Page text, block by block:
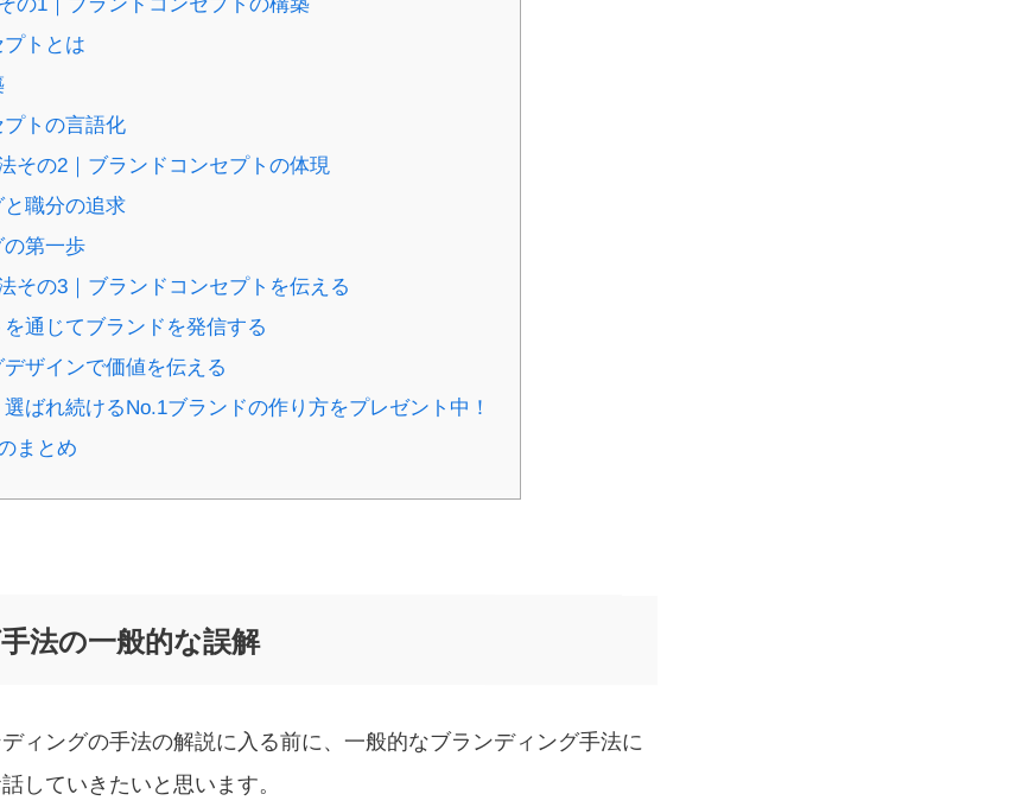
トとは
トの言語化
その2｜ブランドコンセプトの体現
職分の追求
第一歩
その3｜ブランドコンセプトを伝える
通じてブランドを発信する
ザインで価値を伝える
選ばれ続けるNo.1ブランドの作り方をプレゼント中！
まとめ
法の一般的な誤解
ィングの手法の解説に入る前に、一般的なブランディング手法に
していきたいと思います。